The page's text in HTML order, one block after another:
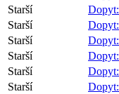
Starší
Starší
Starší
Starší
Starší
Starší